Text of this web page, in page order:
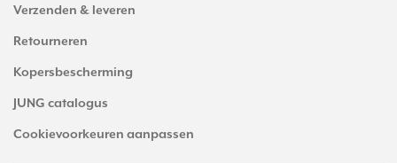
Verzenden & leveren
Retourneren
Kopersbescherming
JUNG catalogus
Cookievoorkeuren aanpassen